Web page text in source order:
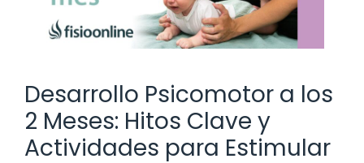
Desarrollo Psicomotor a los
2 Meses: Hitos Clave y
Actividades para Estimular